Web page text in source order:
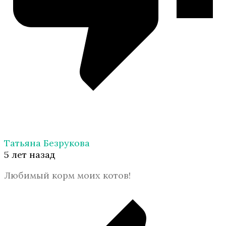
Татьяна Безрукова
5 лет назад
Любимый корм моих котов!